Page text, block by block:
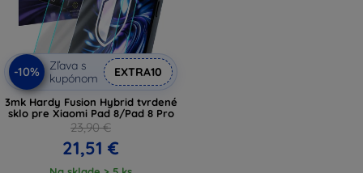
-10%
Zľava s
kupónom
EXTRA10
3mk Hardy Fusion Hybrid tvrdené
sklo pre Xiaomi Pad 8/Pad 8 Pro
23,90 €
21,51 €